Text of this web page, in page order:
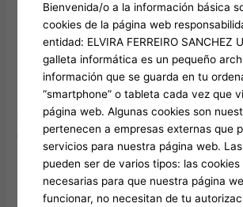
коллекция элитных автомобилей.
Кроме того, в имущественном комплексе
ценные инвестиции в бизнес и
Казино в Казахстане – это ваш шанс
роскошью и комфортом, предлагаемым
комплексом Роналдо.
Отдых в казино будет вашим
благодаря эксклюзивным услугам и
имущественного комплекса Роналдо.
Посетите казино в Казахстане сегодня и
всеми прелестями имущественного
Bienvenida/o a la información básica
cookies de la página web
entidad: ELVIRA FERREIRO SANCHEZ
galleta informática es un pequeño
información que se guarda en tu
“smartphone” o tableta cada vez que
página web. Algunas cookies son
pertenecen a empresas externas que
servicios para nuestra página web.
pueden ser de varios tipos: las
necesarias para que nuestra página
funcionar, no necesitan de tu